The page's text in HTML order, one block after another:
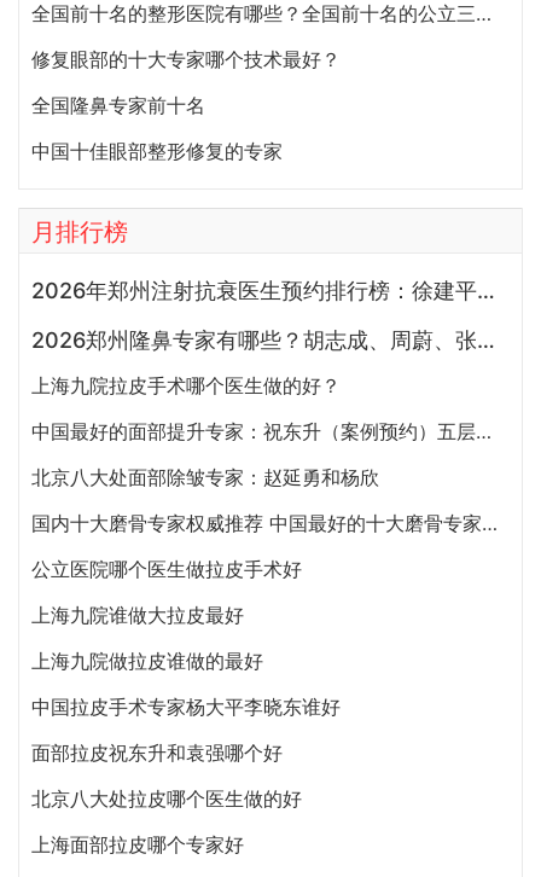
全国前十名的整形医院有哪些？全国前十名的公立三甲整形医院排名大全
修复眼部的十大专家哪个技术最好？
全国隆鼻专家前十名
中国十佳眼部整形修复的专家
月排行榜
2026年郑州注射抗衰医生预约排行榜：徐建平、张歌、赵永华、张婉霞、王妍芝、唐喜、李娟、朱怡梦哪个好？
2026郑州隆鼻专家有哪些？胡志成、周蔚、张海洋、王启立、张鹏、李冰谁做鼻子更好？
上海九院拉皮手术哪个医生做的好？
中国最好的面部提升专家：祝东升（案例预约）五层面部提升怎么样？
北京八大处面部除皱专家：赵延勇和杨欣
国内十大磨骨专家权威推荐 中国最好的十大磨骨专家排名
公立医院哪个医生做拉皮手术好
上海九院谁做大拉皮最好
上海九院做拉皮谁做的最好
中国拉皮手术专家杨大平李晓东谁好
面部拉皮祝东升和袁强哪个好
北京八大处拉皮哪个医生做的好
上海面部拉皮哪个专家好